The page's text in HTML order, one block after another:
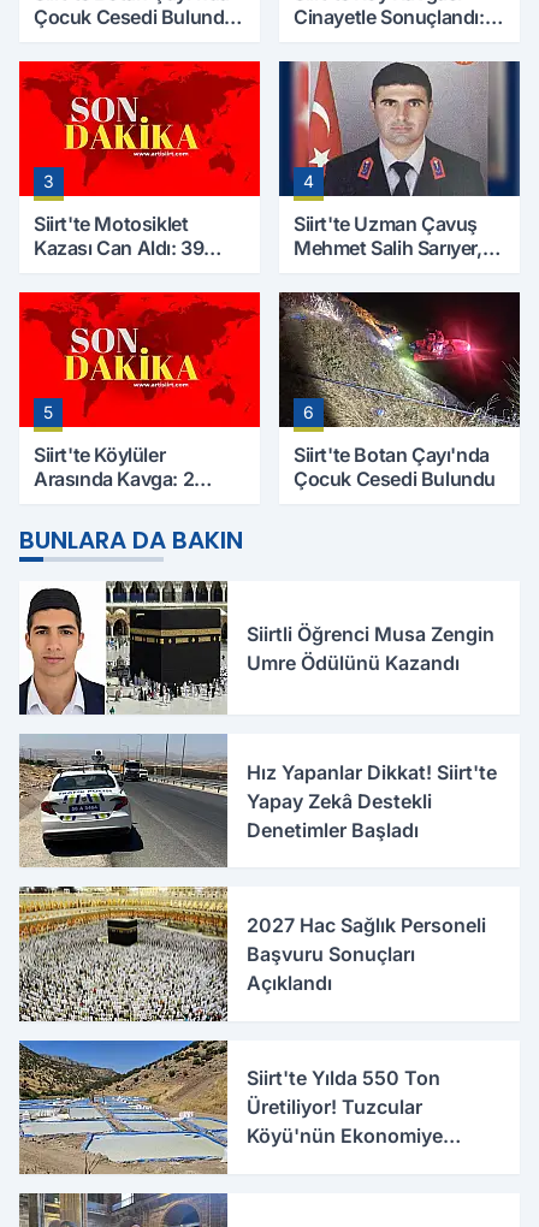
Çocuk Cesedi Bulundu:
Çalışmaları Başlıyor
Cinayetle Sonuçlandı:
Kaybetti
3
Siirt'te Motosiklet
Kazası Can Aldı: 39
Hayatını Kaybetti
4
Siirt'te Uzman Çavuş
Mehmet Salih Sarıyer,
5
Siirt'te Köylüler
Arasında Kavga: 2
Ağır
6
Siirt'te Botan Çayı'nda
Çocuk Cesedi Bulundu
BUNLARA DA BAKIN
Siirtli Öğrenci Musa Zengin
Umre Ödülünü Kazandı
Hız Yapanlar Dikkat! Siirt'te
Yapay Zekâ Destekli
Denetimler Başladı
2027 Hac Sağlık Personeli
Başvuru Sonuçları
Açıklandı
Siirt'te Yılda 550 Ton
Üretiliyor! Tuzcular
Köyü'nün Ekonomiye